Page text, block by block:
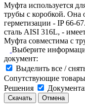
Муфта используется
трубы с коробкой. Она
герметизации - IP 66-
сталь AISI 316L, -
Муфта совместима с
Выберите
документ:
Выделить все /
Сопутствующие товары
Решения
Скачать Отмена